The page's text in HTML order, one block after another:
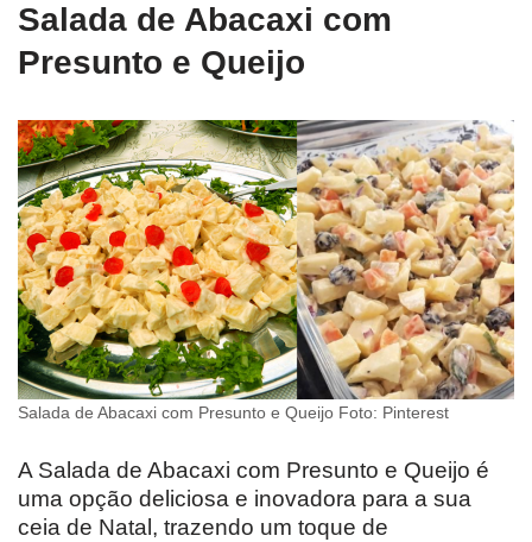
Salada de Abacaxi com
Presunto e Queijo
Salada de Abacaxi com Presunto e Queijo Foto: Pinterest
A Salada de Abacaxi com Presunto e Queijo é
uma opção deliciosa e inovadora para a sua
ceia de Natal, trazendo um toque de